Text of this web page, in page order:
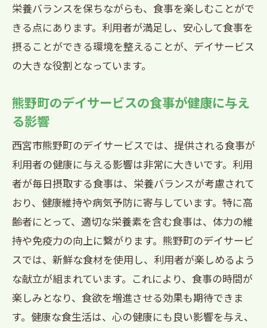
熊野町のデイサービスが提供する食事と専門
栄養士によるサポート
専門栄養士の役割と重要性
利用者一人ひとりの健康状態に合わせた
食事
食事提供と栄養相談が一体となったサポ
ート
熊野町デイサービスの栄養士によるアド
バイス
西宮市のデイサービス利用者が楽しむ新鮮な
食材を使った食事
新鮮な食材を選ぶ理由
季節の食材を活かしたメニュー
地元産の食材を使用した食事
栄養バランスを保ちながらも、食事を楽しむことがで
きる点にあります。利用者が満足し、安心して食事を
摂ることができる環境を整えることが、デイサービス
の大きな役割となっています。
熊野町のデイサービスの食事が健康に与え
る影響
西宮市熊野町のデイサービスでは、提供される食事が
利用者の健康に与える影響は非常に大きいです。利用
者が毎日摂取する食事は、栄養バランスが考慮されて
おり、健康維持や病気予防に寄与しています。特に高
齢者にとって、適切な栄養素を含む食事は、体力の維
持や免疫力の向上に繋がります。熊野町のデイサービ
スでは、新鮮な食材を使用し、利用者が楽しめるよう
な献立が組まれています。これにより、食事の時間が
楽しみとなり、食欲を増進させる効果も期待できま
す。健康な食生活は、心の健康にも良い影響を与え、